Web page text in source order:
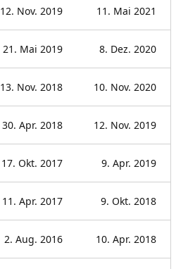
12. Nov. 2019 11. Mai 2021
21. Mai 2019 8. Dez. 2020
13. Nov. 2018 10. Nov. 2020
30. Apr. 2018 12. Nov. 2019
17. Okt. 2017 9. Apr. 2019
11. Apr. 2017 9. Okt. 2018
2. Aug. 2016 10. Apr. 2018